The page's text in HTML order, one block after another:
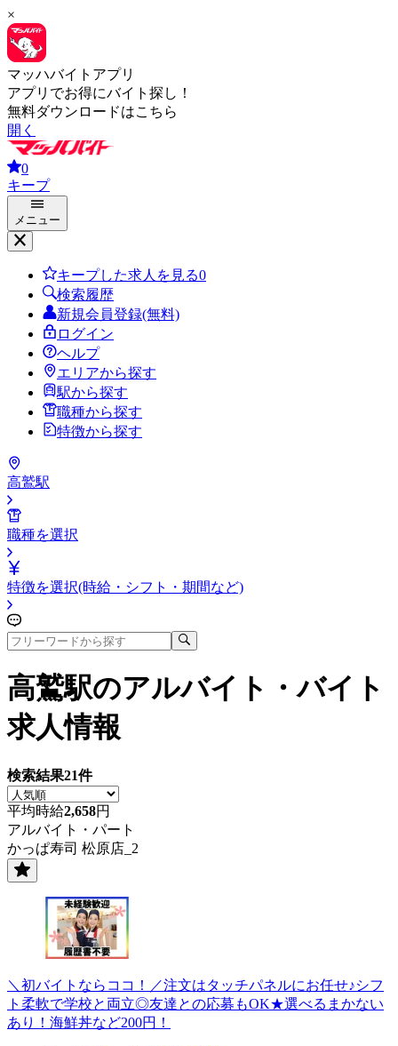
×
マッハバイトアプリ
アプリでお得にバイト探し！
無料ダウンロードはこちら
開く
0
キープ
メニュー
キープした求人を見る0
検索履歴
新規会員登録(無料)
ログイン
ヘルプ
エリアから探す
駅から探す
職種から探す
特徴から探す
高鷲駅
職種を選択
特徴を選択(時給・シフト・期間など)
高鷲駅のアルバイト・バイト
求人情報
検索結果21件
平均時給2,658円
アルバイト・パート
かっぱ寿司 松原店_2
＼初バイトならココ！／注文はタッチパネルにお任せ♪シフ
ト柔軟で学校と両立◎友達との応募もOK★選べるまかない
あり！海鮮丼など200円！